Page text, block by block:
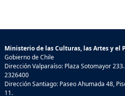
Ministerio de las Culturas, las Artes y el
Gobierno de Chile
Dirección Valparaíso: Plaza Sotomayor
2326400
Dirección Santiago: Paseo Ahumada 48,
11.